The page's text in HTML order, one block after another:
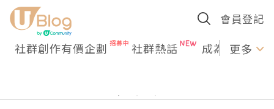
會員登記
社群創作有價企劃 社群熱話 成為U更多